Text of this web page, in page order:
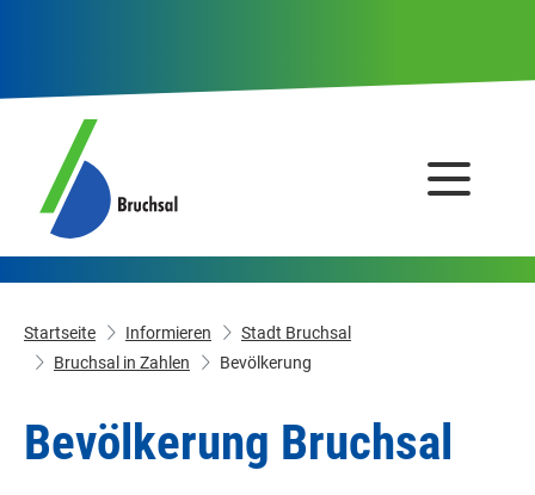
Startseite Informieren
Stadt Bruchsal
Bruchsal in Zahlen
Bevölkerung
Bevölkerung Bruchsal